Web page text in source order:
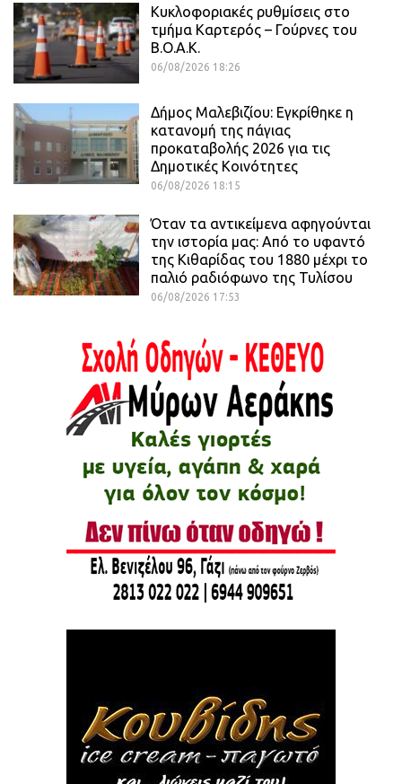
Κυκλοφοριακές ρυθμίσεις στο
τμήμα Καρτερός – Γούρνες του
Β.Ο.Α.Κ.
06/08/2026 18:26
Δήμος Μαλεβιζίου: Εγκρίθηκε η
κατανομή της πάγιας
προκαταβολής 2026 για τις
Δημοτικές Κοινότητες
06/08/2026 18:15
Όταν τα αντικείμενα αφηγούνται
την ιστορία μας: Από το υφαντό
της Κιθαρίδας του 1880 μέχρι το
παλιό ραδιόφωνο της Τυλίσου
06/08/2026 17:53